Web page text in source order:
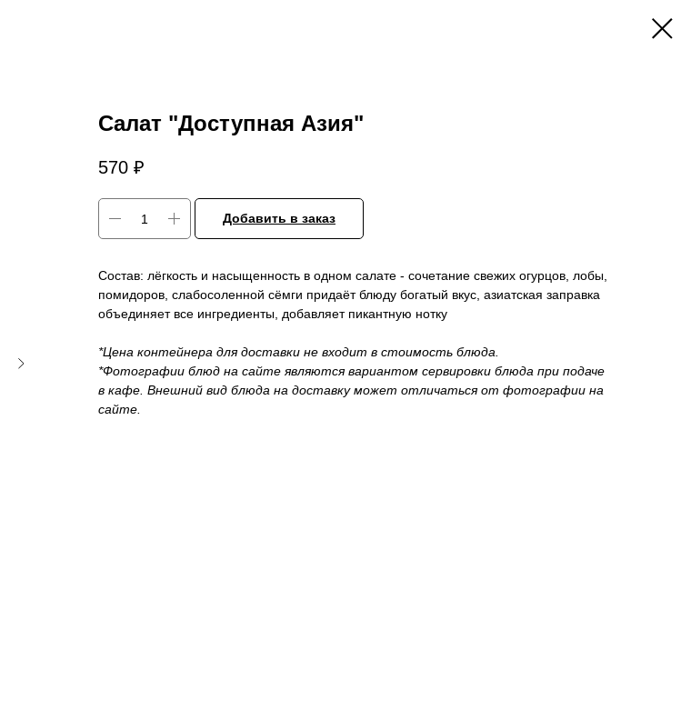
Салат "Доступная Азия"
570 ₽
Добавить в заказ
Состав: лёгкость и насыщенность в одном салате - сочетание свежих огурцов, лобы,
помидоров, слабосоленной сёмги придаёт блюду богатый вкус, азиатская заправка
объединяет все ингредиенты, добавляет пикантную нотку
*Цена контейнера для доставки не входит в стоимость блюда.
*Фотографии блюд на сайте являются вариантом сервировки блюда при подаче
в кафе. Внешний вид блюда на доставку может отличаться от фотографии на
сайте.